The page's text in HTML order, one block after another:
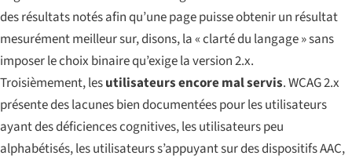
des résultats notés afin qu’une page puisse obtenir un résultat
mesurément meilleur sur, disons, la « clarté du langage » sans
imposer le choix binaire qu’exige la version 2.x.
Troisièmement, lesutilisateurs encore mal servis. WCAG 2.x
présente des lacunes bien documentées pour les utilisateurs
ayant des déficiences cognitives, les utilisateurs peu
alphabétisés, les utilisateurs s’appuyant sur des dispositifs AAC,